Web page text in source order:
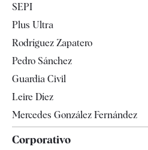
Televisión
SEPI
Plus Ultra
Rodríguez Zapatero
Pedro Sánchez
Guardia Civil
Leire Díez
Mercedes González Fernández
Corporativo